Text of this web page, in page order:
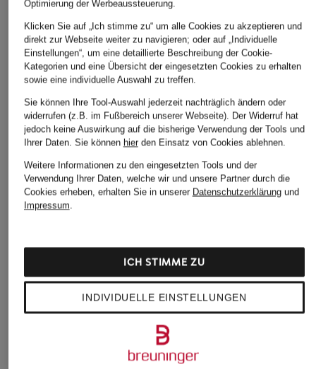
BOSS
Hoodie WETALK
CHF 139
Weitere Kategorien
Polo Ralph Lauren Jacken
Optimierung der Werbeaussteuerung.
Klicken Sie auf „Ich stimme zu“ um alle Cookies zu akzeptieren und
direkt zur Webseite weiter zu navigieren; oder auf „Individuelle
Einstellungen“, um eine detaillierte Beschreibung der Cookie-
Kategorien und eine Übersicht der eingesetzten Cookies zu erhalten
sowie eine individuelle Auswahl zu treffen.
Sie können Ihre Tool-Auswahl jederzeit nachträglich ändern oder
widerrufen (z.B. im Fußbereich unserer Webseite). Der Widerruf hat
jedoch keine Auswirkung auf die bisherige Verwendung der Tools und
Ihrer Daten. Sie können hierden Einsatz von Cookies ablehnen.
Weitere Informationen zu den eingesetzten Tools und der
Verwendung Ihrer Daten, welche wir und unsere Partner durch die
Cookies erheben, erhalten Sie in unserer Datenschutzerklärungund
Impressum.
INDIVIDUELLE EINSTELLUNGEN
ICH STIMME ZU